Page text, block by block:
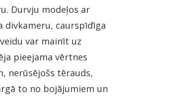
Durvju modeļos ar
caurspīdīga
var mainīt uz
pieejama vērtnes
nerūsējošs tērauds,
to no bojājumiem un